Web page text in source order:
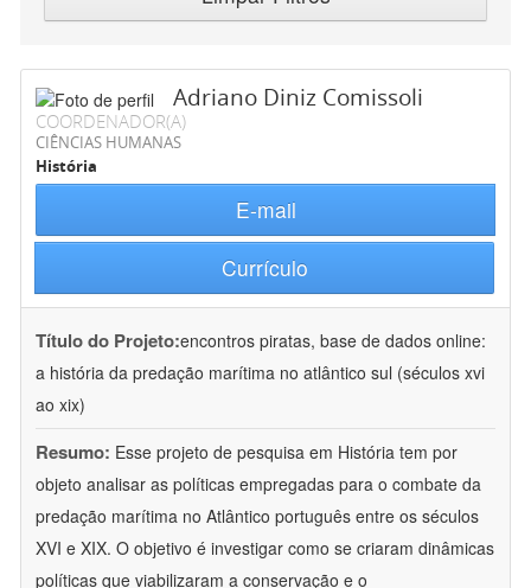
Adriano Diniz Comissoli
COORDENADOR(A)
CIÊNCIAS HUMANAS
História
E-mail
Currículo
Título do Projeto:encontros piratas, base de dados online:
a história da predação marítima no atlântico sul (séculos xvi
ao xix)
Resumo: Esse projeto de pesquisa em História tem por
objeto analisar as políticas empregadas para o combate da
predação marítima no Atlântico português entre os séculos
XVI e XIX. O objetivo é investigar como se criaram dinâmicas
políticas que viabilizaram a conservação e o